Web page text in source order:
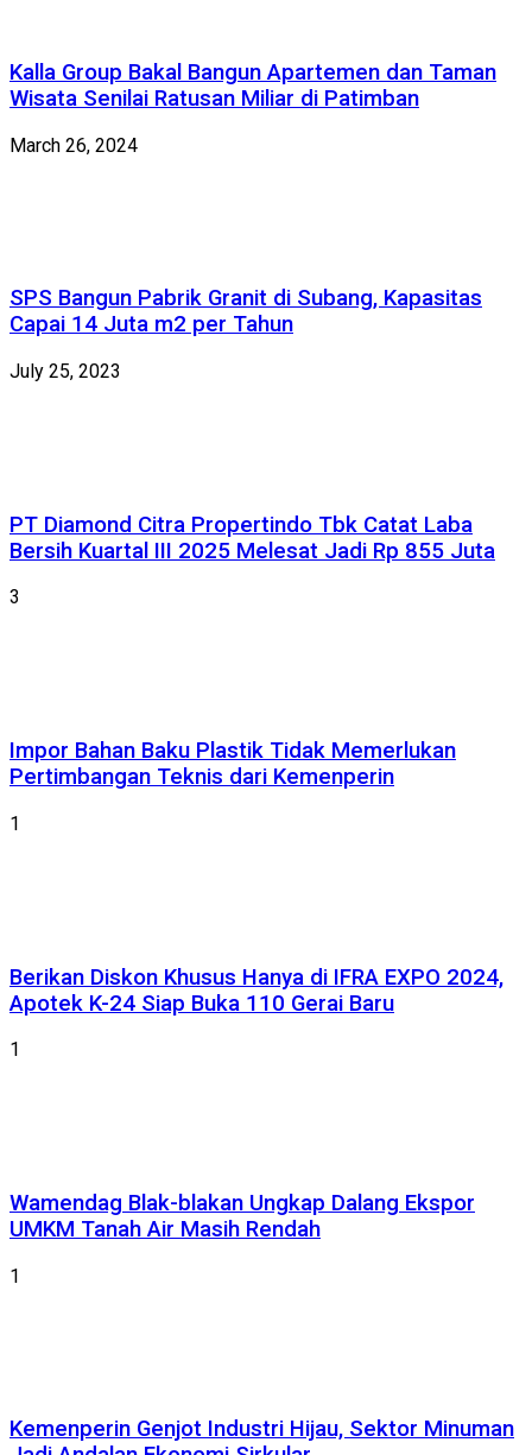
Kalla Group Bakal Bangun Apartemen dan Taman
Wisata Senilai Ratusan Miliar di Patimban
March 26, 2024
SPS Bangun Pabrik Granit di Subang, Kapasitas
Capai 14 Juta m2 per Tahun
July 25, 2023
PT Diamond Citra Propertindo Tbk Catat Laba
Bersih Kuartal III 2025 Melesat Jadi Rp 855 Juta
3
Impor Bahan Baku Plastik Tidak Memerlukan
Pertimbangan Teknis dari Kemenperin
1
Berikan Diskon Khusus Hanya di IFRA EXPO 2024,
Apotek K-24 Siap Buka 110 Gerai Baru
1
Wamendag Blak-blakan Ungkap Dalang Ekspor
UMKM Tanah Air Masih Rendah
1
Kemenperin Genjot Industri Hijau, Sektor Minuman